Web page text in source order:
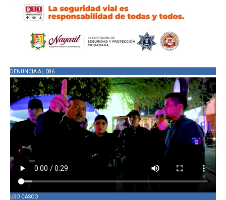
DENUNCIA AL 086
USO CASCO